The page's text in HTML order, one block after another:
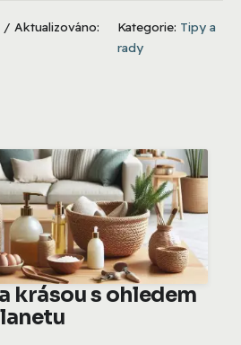
/ Aktualizováno:
Kategorie: Tipy a
rady
krásou s ohledem